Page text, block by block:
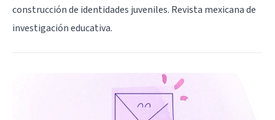
construcción de identidades juveniles. Revista mexicana de
investigación educativa.